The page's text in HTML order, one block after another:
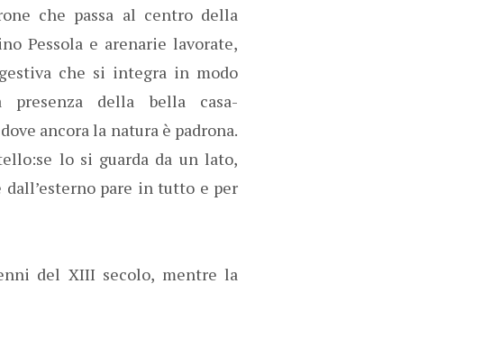
che passa al centro della
Pessola e arenarie lavorate,
che si integra in modo
della bella casa-
ancora la natura è padrona.
lo si guarda da un lato,
pare in tutto e per
del XIII secolo, mentre la